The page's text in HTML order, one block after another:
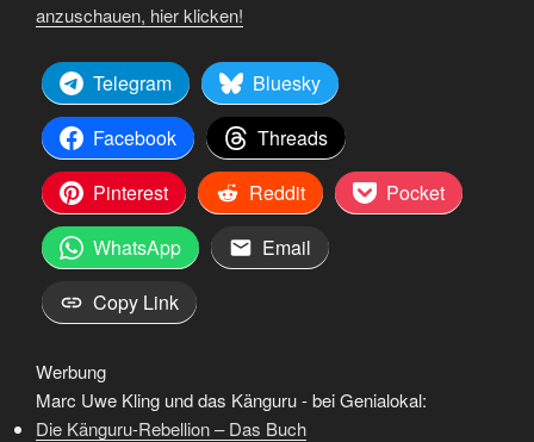
anzuschauen, hier klicken!
Telegram
Bluesky
Facebook
Threads
Pinterest
Reddit
Pocket
WhatsApp
Email
Copy Link
Werbung
Marc Uwe Kling und das Känguru - bei Genialokal:
Die Känguru-Rebellion – Das Buch